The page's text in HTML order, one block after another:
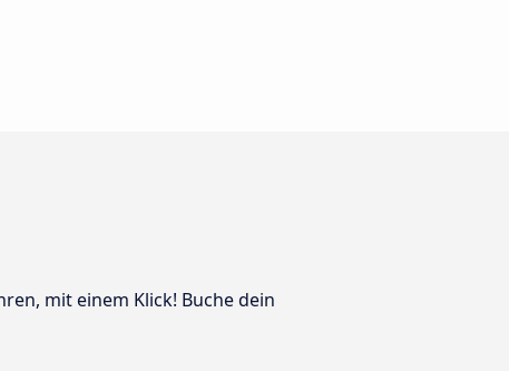
mit einem Klick! Buche dein